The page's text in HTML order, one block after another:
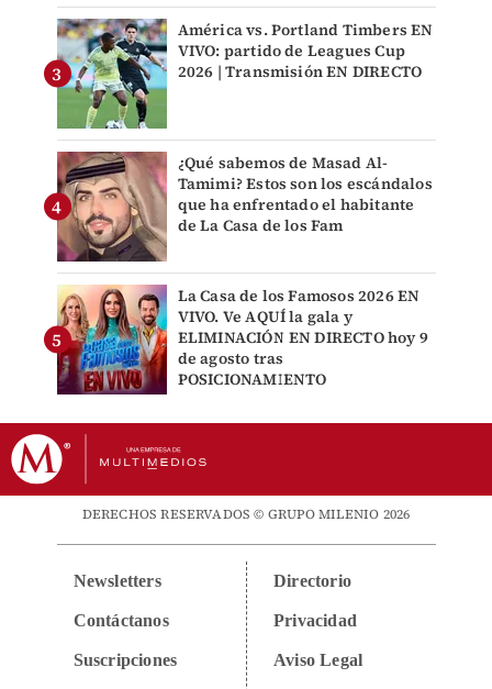
América vs. Portland Timbers EN
VIVO: partido de Leagues Cup
2026 | Transmisión EN DIRECTO
¿Qué sabemos de Masad Al-
Tamimi? Estos son los escándalos
que ha enfrentado el habitante
de La Casa de los Fam
La Casa de los Famosos 2026 EN
VIVO. Ve AQUÍ la gala y
ELIMINACIÓN EN DIRECTO hoy 9
de agosto tras
POSICIONAMIENTO
DERECHOS RESERVADOS © GRUPO MILENIO 2026
Newsletters
Contáctanos
Suscripciones
Directorio
Privacidad
Aviso Legal